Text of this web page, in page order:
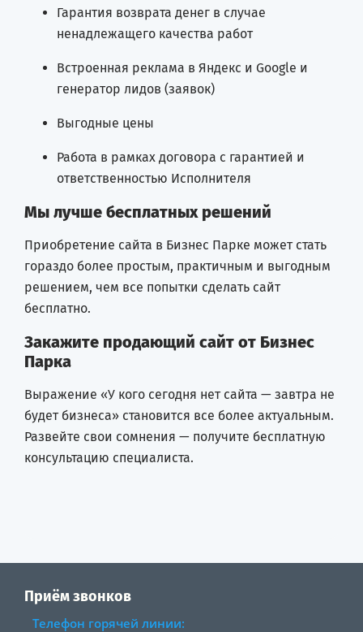
Гарантия возврата денег в случае
ненадлежащего качества работ
Встроенная реклама в Яндекс и Google и
генератор лидов (заявок)
Выгодные цены
Работа в рамках договора с гарантией и
ответственностью Исполнителя
Мы лучше бесплатных решений
Приобретение сайта в Бизнес Парке может стать
гораздо более простым, практичным и выгодным
решением, чем все попытки сделать сайт
бесплатно.
Закажите продающий сайт от Бизнес
Парка
Выражение «У кого сегодня нет сайта — завтра не
будет бизнеса» становится все более актуальным.
Развейте свои сомнения — получите бесплатную
консультацию специалиста.
Приём звонков
Телефон горячей линии: